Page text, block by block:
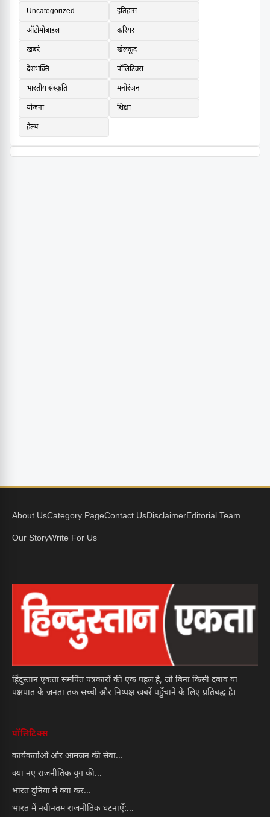
Uncategorized
इतिहास
ऑटोमोबाइल
करियर
खबरें
खेलकूद
देशभक्ति
पॉलिटिक्स
भारतीय संस्कृति
मनोरंजन
योजना
शिक्षा
हेल्थ
About UsCategory PageContact UsDisclaimerEditorial Team
Our StoryWrite For Us
हिंदुस्तान एकता समर्पित पत्रकारों की एक पहल है, जो बिना किसी दबाव या
पक्षपात के जनता तक सच्ची और निष्पक्ष खबरें पहुँचाने के लिए प्रतिबद्ध है।
पॉलिटिक्स
कार्यकर्ताओं और आमजन की सेवा...
क्या नए राजनीतिक युग की...
भारत दुनिया में क्या कर...
भारत में नवीनतम राजनीतिक घटनाएँ:...